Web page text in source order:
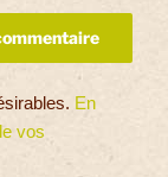
En
vos